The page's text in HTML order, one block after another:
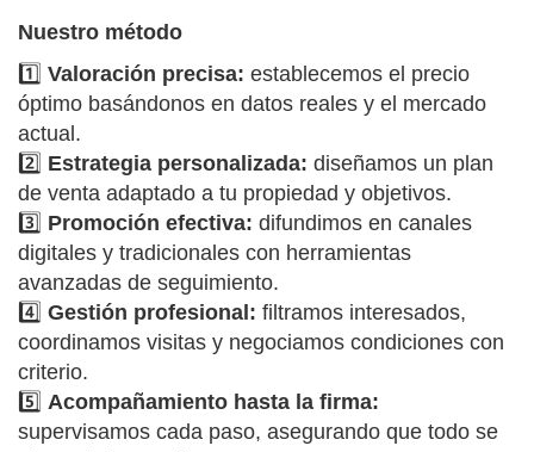
Nuestro método
1️⃣ Valoración precisa: establecemos el precio
óptimo basándonos en datos reales y el mercado
actual.
2️⃣ Estrategia personalizada: diseñamos un plan
de venta adaptado a tu propiedad y objetivos.
3️⃣ Promoción efectiva: difundimos en canales
digitales y tradicionales con herramientas
avanzadas de seguimiento.
4️⃣ Gestión profesional: filtramos interesados,
coordinamos visitas y negociamos condiciones con
criterio.
5️⃣ Acompañamiento hasta la firma:
supervisamos cada paso, asegurando que todo se